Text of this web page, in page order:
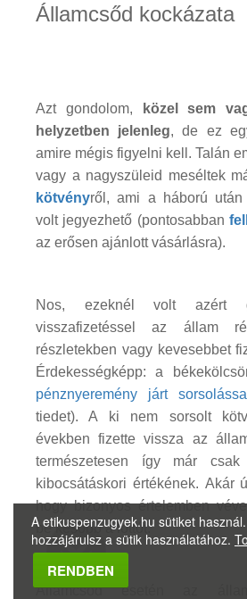
Államcsőd kockázata
Azt gondolom,
közel sem
helyzetben jelenleg, de ez
amire mégis figyelni kell. Talán
vagy a nagyszüleid meséltek
kötvényről, ami a háború után
volt jegyezhető (pontosabban
az erősen ajánlott vásárlásra).
Nos, ezeknél volt azért
visszafizetéssel az állam
részletekben vagy kevesebbet
Érdekességképp: a
pénznyeremény járt
tiedet). A ki nem sorsolt
években fizette vissza az
természetesen így már
kibocsátáskori értékének. Akár
hogy bizonyos értelemben
be később a lottót.
Államcsőd esetén az
A etikuspenzugyek.hu sütiket
hozzájárulsz a sütik használatához.
RENDBEN